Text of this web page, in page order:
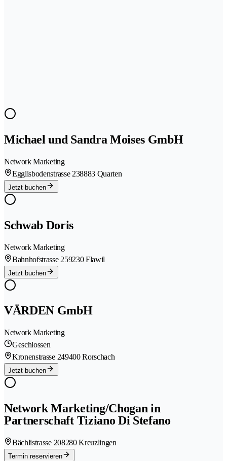
Michael und Sandra Moises GmbH
Network Marketing
Egglisbodenstrasse 238883 Quarten
Jetzt buchen
Schwab Doris
Network Marketing
Bahnhofstrasse 259230 Flawil
Jetzt buchen
VÄRDEN GmbH
Network Marketing
Geschlossen
Kronenstrasse 249400 Rorschach
Jetzt buchen
Network Marketing/Chogan in
Partnerschaft Tiziano Di Stefano
Bächlistrasse 208280 Kreuzlingen
Termin reservieren